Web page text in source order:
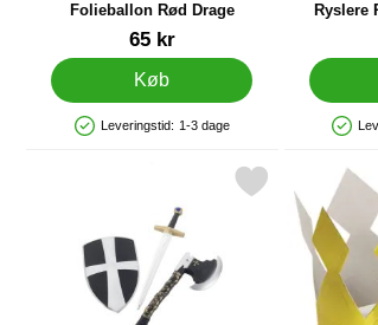
Folieballon Rød Drage
65 kr
Køb
Produkttilgængelighed: På lager
Leveringstid: 1-3 dage
Ryslere
Markér ridder Våben Sæt som favorit